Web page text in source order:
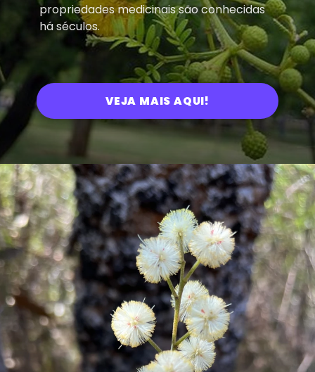
propriedades medicinais são conhecidas
há séculos.
VEJA MAIS AQUI!